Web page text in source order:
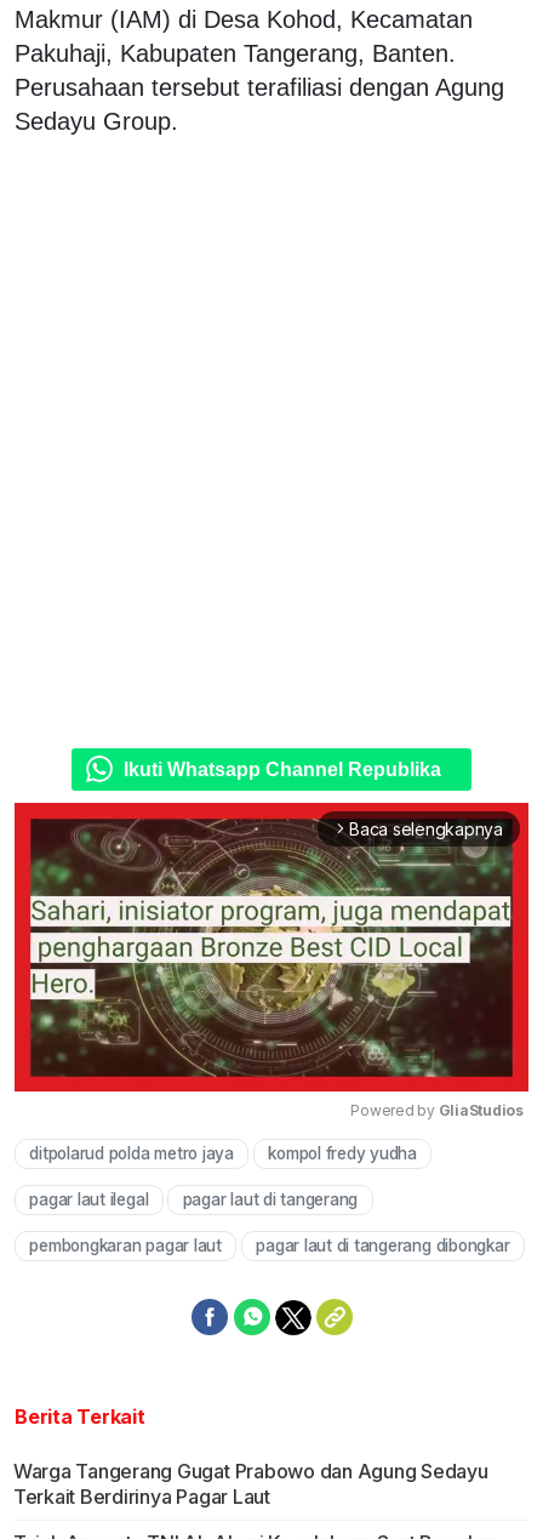
Makmur (IAM) di Desa Kohod, Kecamatan
Pakuhaji, Kabupaten Tangerang, Banten.
Perusahaan tersebut terafiliasi dengan Agung
Sedayu Group.
Ikuti Whatsapp Channel Republika
arrow_forward_ios Baca selengkapnya
Powered by GliaStudios
ditpolarud polda metro jaya kompol fredy yudha
pagar laut ilegal pagar laut di tangerang
pembongkaran pagar laut pagar laut di tangerang dibongkar
Berita Terkait
Warga Tangerang Gugat Prabowo dan Agung Sedayu
Terkait Berdirinya Pagar Laut